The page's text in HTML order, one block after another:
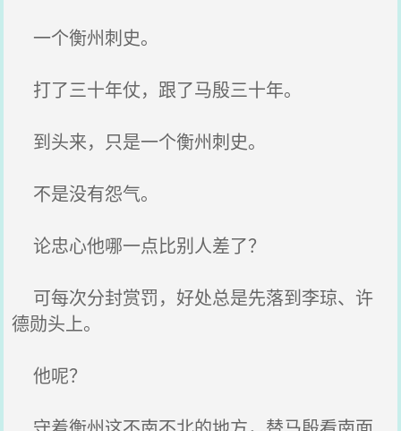
一个衡州刺史。
打了三十年仗，跟了马殷三十年。
到头来，只是一个衡州刺史。
不是没有怨气。
论忠心他哪一点比别人差了？
可每次分封赏罚，好处总是先落到李琼、许
德勋头上。
他呢？